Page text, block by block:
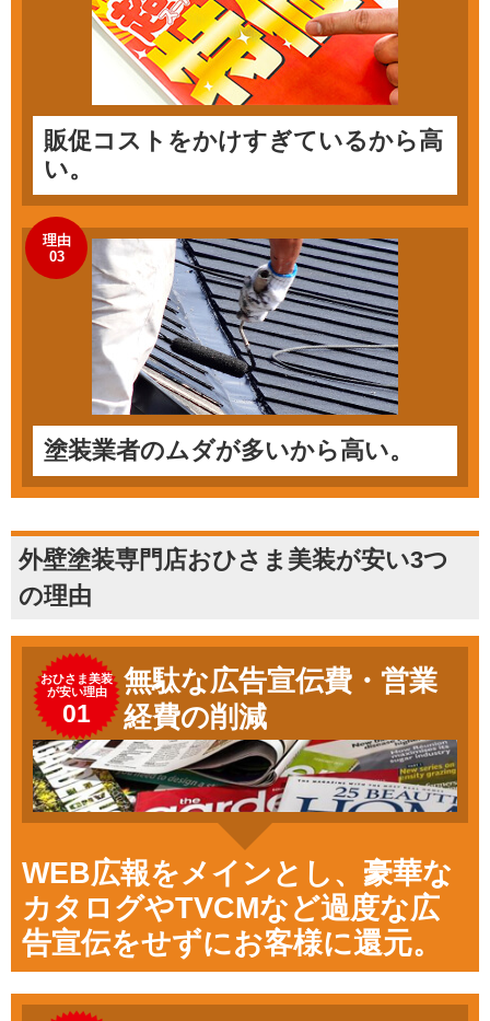
販促コストをかけすぎているから高
い。
理由
03
塗装業者のムダが多いから高い。
外壁塗装専門店おひさま美装が安い3つ
の理由
おひさま美装
が安い理由
01
無駄な広告宣伝費・営業
経費の削減
WEB広報をメインとし、豪華な
カタログやTVCMなど過度な広
告宣伝をせずにお客様に還元。